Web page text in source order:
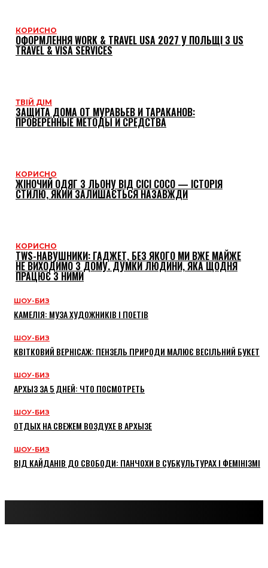
КОРИСНО
ОФОРМЛЕННЯ WORK & TRAVEL USA 2027 У ПОЛЬЩІ З US
TRAVEL & VISA SERVICES
ТВІЙ ДІМ
ЗАЩИТА ДОМА ОТ МУРАВЬЕВ И ТАРАКАНОВ:
ПРОВЕРЕННЫЕ МЕТОДЫ И СРЕДСТВА
КОРИСНО
ЖІНОЧИЙ ОДЯГ З ЛЬОНУ ВІД CICI COCO — ІСТОРІЯ
СТИЛЮ, ЯКИЙ ЗАЛИШАЄТЬСЯ НАЗАВЖДИ
КОРИСНО
TWS-НАВУШНИКИ: ГАДЖЕТ, БЕЗ ЯКОГО МИ ВЖЕ МАЙЖЕ
НЕ ВИХОДИМО З ДОМУ. ДУМКИ ЛЮДИНИ, ЯКА ЩОДНЯ
ПРАЦЮЄ З НИМИ
ШОУ-БИЗ
КАМЕЛІЯ: МУЗА ХУДОЖНИКІВ І ПОЕТІВ
ШОУ-БИЗ
КВІТКОВИЙ ВЕРНІСАЖ: ПЕНЗЕЛЬ ПРИРОДИ МАЛЮЄ ВЕСІЛЬНИЙ БУКЕТ
ШОУ-БИЗ
АРХЫЗ ЗА 5 ДНЕЙ: ЧТО ПОСМОТРЕТЬ
ШОУ-БИЗ
ОТДЫХ НА СВЕЖЕМ ВОЗДУХЕ В АРХЫЗЕ
ШОУ-БИЗ
ВІД КАЙДАНІВ ДО СВОБОДИ: ПАНЧОХИ В СУБКУЛЬТУРАХ І ФЕМІНІЗМІ